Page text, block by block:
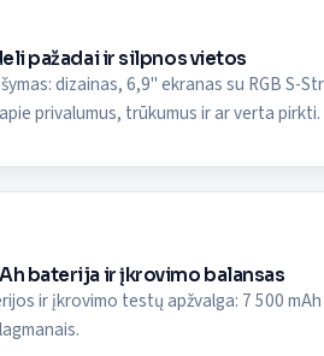
pažadai ir silpnos vietos
dizainas, 6,9" ekranas su RGB
privalumus, trūkumus ir ar verta pirkti.
baterija ir įkrovimo balansas
ir įkrovimo testų apžvalga: 7 500